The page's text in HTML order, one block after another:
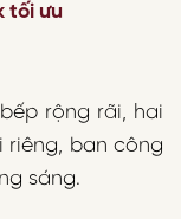
tối ưu
rộng rãi, hai
riêng, ban công
sáng.